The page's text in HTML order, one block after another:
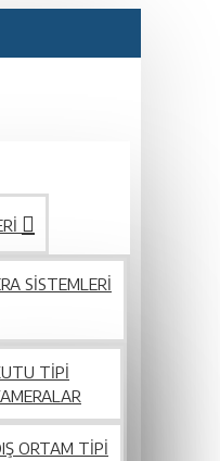
SISTEMLERI
TIPI
ORTAM TIPI